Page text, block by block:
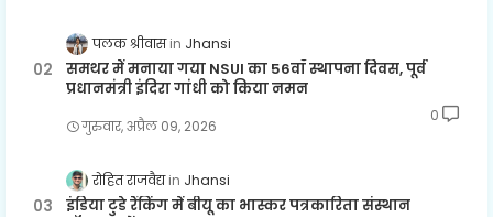
पलक श्रीवास Jhansi
समथर में मनाया गया NSUI का 56वाँ स्थापना दिवस, पूर्व
प्रधानमंत्री इंदिरा गांधी को किया नमन
गुरुवार, अप्रैल 09, 2026
0
रोहित राजवैद्य Jhansi
इंडिया टुडे रैंकिंग में बीयू का भास्कर पत्रकारिता संस्थान